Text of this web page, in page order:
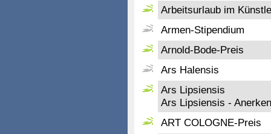
Arbeitsurlaub im
Armen-Stipendium
Arnold-Bode-Preis
Ars Halensis
Ars Lipsiensis
Ars Lipsiensis -
ART COLOGNE-Preis